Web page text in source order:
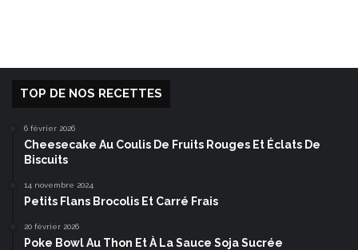
TOP DE NOS RECETTES
6 février 2026
Cheesecake Au Coulis De Fruits Rouges Et Éclats De
Biscuits
14 novembre 2024
Petits Flans Brocolis Et Carré Frais
20 février 2026
Poke Bowl Au Thon Et À La Sauce Soja Sucrée